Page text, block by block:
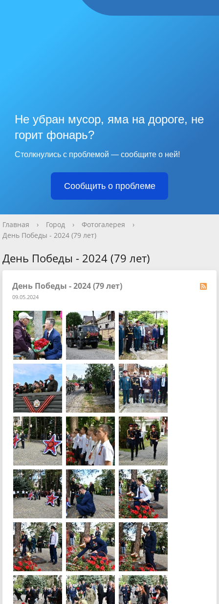
Не убран мусор, яма на дороге, не
горит фонарь?
Столкнулись с проблемой — сообщите о ней!
Сообщить о проблеме
Главная › Город › Фотогалерея
›
День Победы - 2024 (79 лет)
День Победы - 2024 (79 лет)
День Победы - 2024 (79 лет)
09.05.2024